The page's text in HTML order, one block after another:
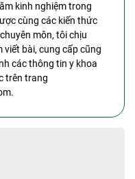
kinh nghiệm trong
cùng các kiến thức
môn, tôi chịu
viết bài, cung cấp cũng
các thông tin y khoa
trên trang